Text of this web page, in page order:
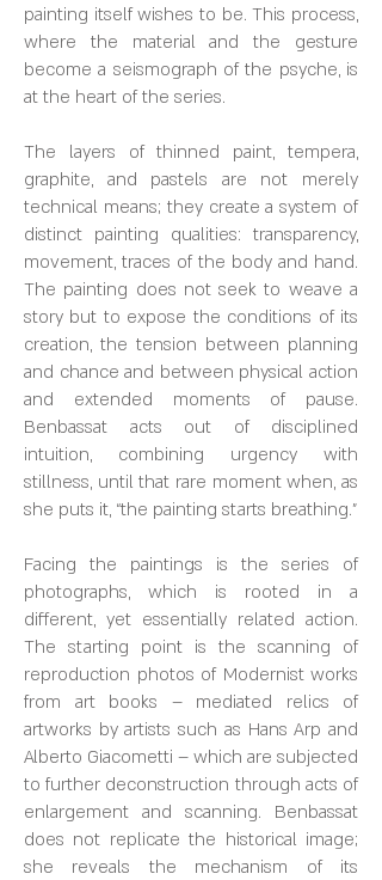
painting itself wishes to be. This process,
where the material and the gesture
become a seismograph of the psyche, is
at the heart of the series.
The layers of thinned paint, tempera,
graphite, and pastels are not merely
technical means; they create a system of
distinct painting qualities: transparency,
movement, traces of the body and hand.
The painting does not seek to weave a
story but to expose the conditions of its
creation, the tension between planning
and chance and between physical action
and extended moments of pause.
Benbassat acts out of disciplined
intuition, combining urgency with
stillness, until that rare moment when, as
she puts it, “the painting starts breathing.”
Facing the paintings is the series of
photographs, which is rooted in a
different, yet essentially related action.
The starting point is the scanning of
reproduction photos of Modernist works
from art books – mediated relics of
artworks by artists such as Hans Arp and
Alberto Giacometti – which are subjected
to further deconstruction through acts of
enlargement and scanning. Benbassat
does not replicate the historical image;
she reveals the mechanism of its